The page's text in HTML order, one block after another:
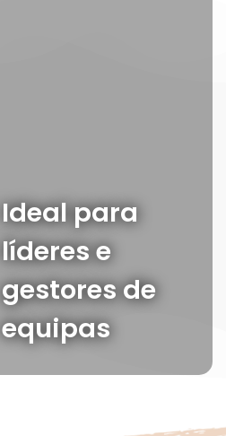
Ideal para
líderes e
gestores de
equipas